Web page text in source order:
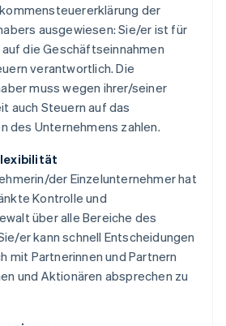
der
ausgewiesen: Sie/er ist für
die Geschäftseinnahmen
verantwortlich. Die
muss wegen ihrer/seiner
auch Steuern auf das
des Unternehmens zahlen.
der Einzelunternehmer hat
Kontrolle und
über alle Bereiche des
er kann schnell Entscheidungen
mit Partnerinnen und Partnern
und Aktionären absprechen zu